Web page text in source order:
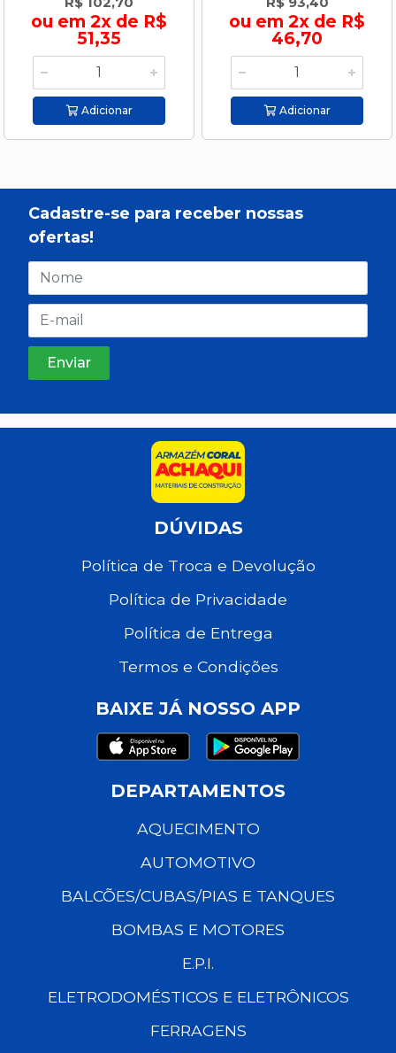
ou em 2x de R$
51,35
Adicionar
ou em 2x de R$
46,70
Adicionar
Cadastre-se para receber nossas
ofertas!
DÚVIDAS
Política de Troca e Devolução
Política de Privacidade
Política de Entrega
Termos e Condições
BAIXE JÁ NOSSO APP
DEPARTAMENTOS
AQUECIMENTO
AUTOMOTIVO
BALCÕES/CUBAS/PIAS E TANQUES
BOMBAS E MOTORES
E.P.I.
ELETRODOMÉSTICOS E ELETRÔNICOS
FERRAGENS